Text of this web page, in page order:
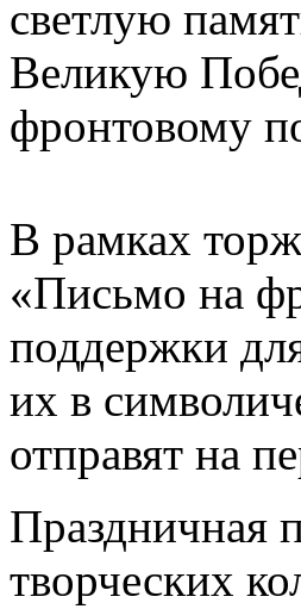
светлую
Великую
фронтовому
В рамках
«Письмо на
поддержки
их в
отправят на
Праздничная
творческих